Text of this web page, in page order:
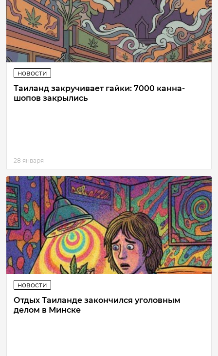
новости
Таиланд закручивает гайки: 7000 канна-
шопов закрылись
28 января
новости
Отдых Таиланде закончился уголовным
делом в Минске